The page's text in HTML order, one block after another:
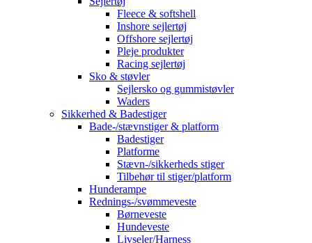
Fleece & softshell
Inshore sejlertøj
Offshore sejlertøj
Pleje produkter
Racing sejlertøj
Sko & støvler
Sejlersko og gummistøvler
Waders
Sikkerhed & Badestiger
Bade-/stævnstiger & platform
Badestiger
Platforme
Stævn-/sikkerheds stiger
Tilbehør til stiger/platform
Hunderampe
Rednings-/svømmeveste
Børneveste
Hundeveste
Livseler/Harness